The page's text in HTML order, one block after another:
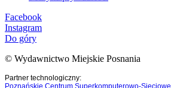
Facebook
Instagram
Do góry
© Wydawnictwo Miejskie Posnania
Partner technologiczny:
Poznańskie Centrum Superkomputerowo-Sieciowe